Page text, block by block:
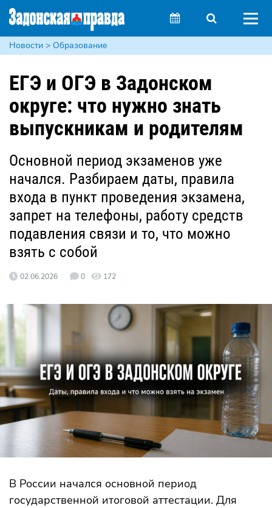
Новости > Образование
ЕГЭ и ОГЭ в Задонском
округе: что нужно знать
выпускникам и родителям
Основной период экзаменов уже
начался. Разбираем даты, правила
входа в пункт проведения экзамена,
запрет на телефоны, работу средств
подавления связи и то, что можно
взять с собой
02.06.2026 0 172
В России начался основной период
государственной итоговой аттестации. Для